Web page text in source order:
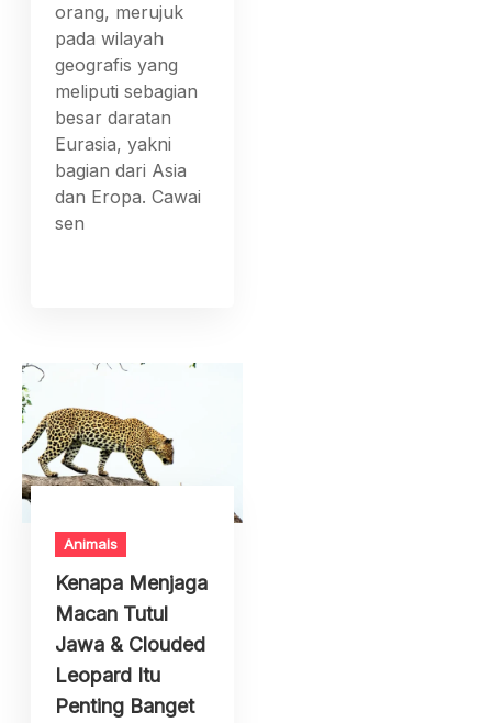
orang, merujuk
pada wilayah
geografis yang
meliputi sebagian
besar daratan
Eurasia, yakni
bagian dari Asia
dan Eropa. Cawai
sen
Animals
Kenapa Menjaga
Macan Tutul
Jawa & Clouded
Leopard Itu
Penting Banget